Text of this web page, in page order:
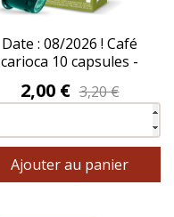
Date : 08/2026 ! Café
carioca 10 capsules -
Prix
2,00 € 3,20 €
Ajouter au panier